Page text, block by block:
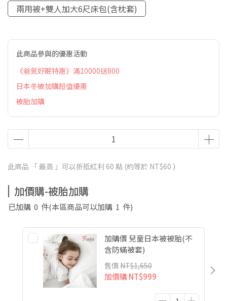
兩用被+雙人加大6尺床包(含枕套)
此商品參與的優惠活動
《爸氣好眠特惠》滿10000送800
日本冬被加購超值優惠
被胎加購
此商品 「 最高 」可以折抵紅利 60 點 (約等於 NT$60 )
加價購-被胎加購
已加購 0 件(本區商品可以加購 1 件)
加購價 兒童日本被被胎(不
含防蟎被套)
售價 NT$1,650
加價購NT$999